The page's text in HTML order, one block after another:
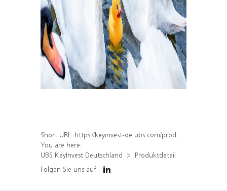
Short URL: https://keyinvest-de.ubs.com/produkt/detail/index/isin/DE000WA7UW18
You are here:
UBS KeyInvest Deutschland
Produktdetail
Folgen Sie uns auf